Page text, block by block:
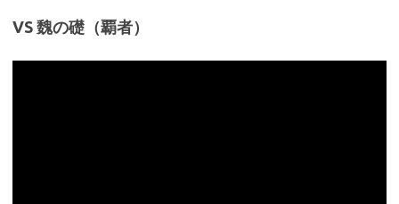
VS 魏の礎（覇者）